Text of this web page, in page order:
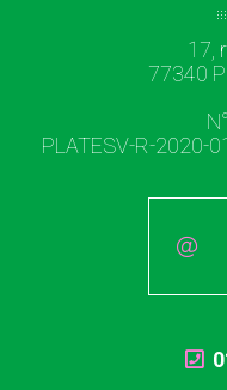
17,
77340
PLATESV-R-2020-